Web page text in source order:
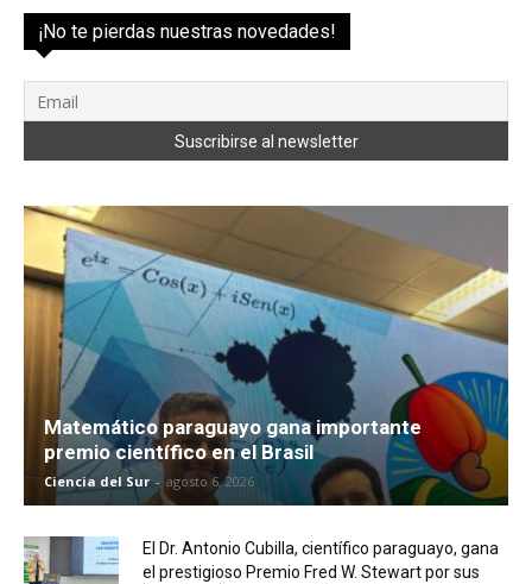
¡No te pierdas nuestras novedades!
Matemático paraguayo gana importante
premio científico en el Brasil
Ciencia del Sur - agosto 6, 2026
El Dr. Antonio Cubilla, científico paraguayo, gana
el prestigioso Premio Fred W. Stewart por sus